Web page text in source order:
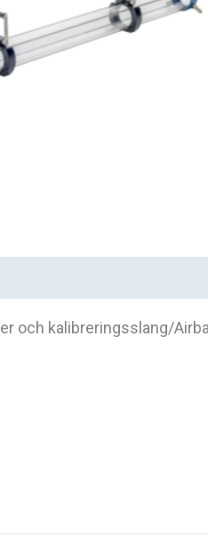
och kalibreringsslang/